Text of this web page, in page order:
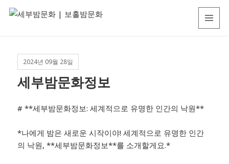
밤
문
화
홀
밤
2024년 09월 28일
세부밤문화정보
# **세부밤문화정보: 세계적으로 유명한 인간의 낙원**
*나에게 밤은 새로운 시작이야! 세계적으로 유명한 인간
의 낙원, **세부밤문화정보**를 소개할게요.*